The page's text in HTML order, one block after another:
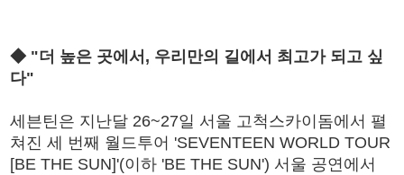
◆ "더 높은 곳에서, 우리만의 길에서 최고가 되고 싶
다"
세븐틴은 지난달 26~27일 서울 고척스카이돔에서 펼
쳐진 세 번째 월드투어 'SEVENTEEN WORLD TOUR
[BE THE SUN]'(이하 'BE THE SUN') 서울 공연에서